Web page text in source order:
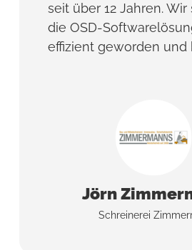
seit über 12 Jahren.
die OSD-
effizient geworden und
Jörn
Schreinerei